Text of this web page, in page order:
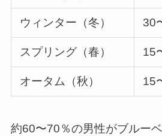
ウィンター（冬） 30
スプリング（春） 15
オータム（秋） 15
約60〜70％の男性がブルー